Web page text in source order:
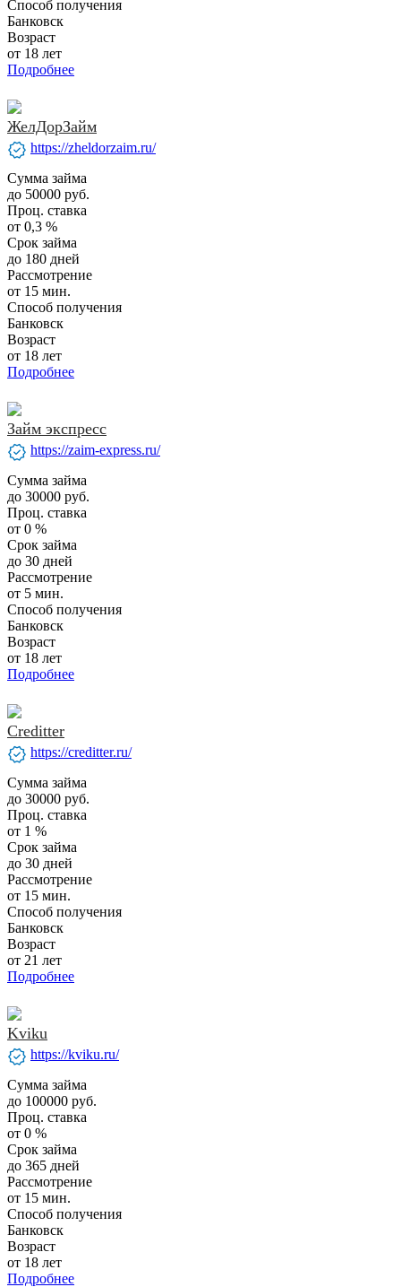
Способ получения
Банковск
Возраст
от 18 лет
Подробнее
ЖелДорЗайм
verified https://zheldorzaim.ru/
Сумма займа
до 50000 руб.
Проц. ставка
от 0,3 %
Срок займа
до 180 дней
Рассмотрение
от 15 мин.
Способ получения
Банковск
Возраст
от 18 лет
Подробнее
Займ экспресс
verified https://zaim-express.ru/
Сумма займа
до 30000 руб.
Проц. ставка
от 0 %
Срок займа
до 30 дней
Рассмотрение
от 5 мин.
Способ получения
Банковск
Возраст
от 18 лет
Подробнее
Creditter
verified https://creditter.ru/
Сумма займа
до 30000 руб.
Проц. ставка
от 1 %
Срок займа
до 30 дней
Рассмотрение
от 15 мин.
Способ получения
Банковск
Возраст
от 21 лет
Подробнее
Kviku
verified https://kviku.ru/
Сумма займа
до 100000 руб.
Проц. ставка
от 0 %
Срок займа
до 365 дней
Рассмотрение
от 15 мин.
Способ получения
Банковск
Возраст
от 18 лет
Подробнее